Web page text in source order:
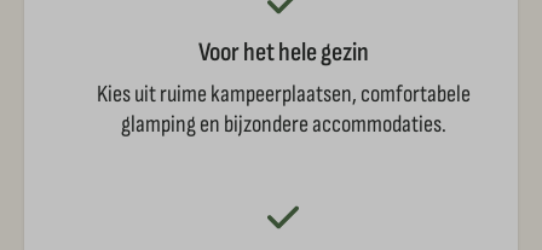
Voor het hele gezin
Kies uit ruime kampeerplaatsen, comfortabele
glamping en bijzondere accommodaties.